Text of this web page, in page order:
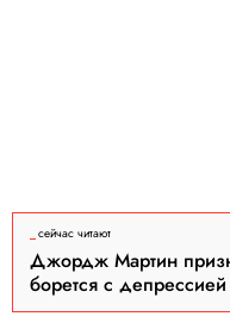
сейчас читают
Джордж Мартин
борется с депрессией